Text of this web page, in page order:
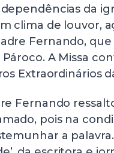
da
clima de louvor,
Fernando,
A Missa
Extraordinários
Fernando
pois na
a